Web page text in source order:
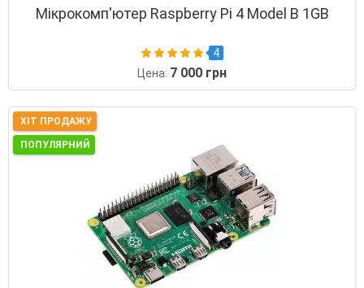
Мікрокомп'ютер Raspberry Pi 4 Model B 1GB
4
Цена: 7 000 грн
ХІТ ПРОДАЖУ
ПОПУЛЯРНИЙ